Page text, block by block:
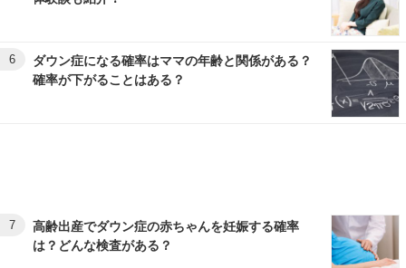
6
ダウン症になる確率はママの年齢と関係がある？
確率が下がることはある？
7
高齢出産でダウン症の赤ちゃんを妊娠する確率
は？どんな検査がある？